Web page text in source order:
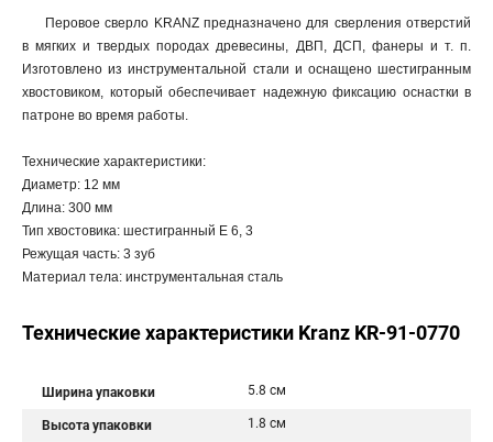
Перовое сверло KRANZ предназначено для сверления отверстий
в мягких и твердых породах древесины, ДВП, ДСП, фанеры и т. п.
Изготовлено из инструментальной стали и оснащено шестигранным
хвостовиком, который обеспечивает надежную фиксацию оснастки в
патроне во время работы.
Технические характеристики:
Диаметр: 12 мм
Длина: 300 мм
Тип хвостовика: шестигранный Е 6, 3
Режущая часть: 3 зуб
Материал тела: инструментальная сталь
Технические характеристики Kranz KR-91-0770
Ширина упаковки 5.8 см
Высота упаковки 1.8 см